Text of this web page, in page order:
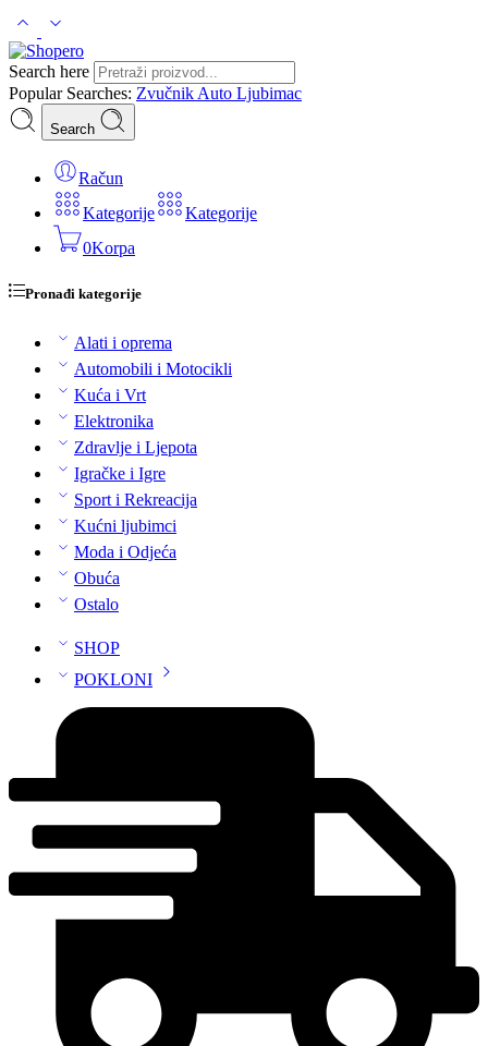
Search here
Popular Searches: Zvučnik Auto Ljubimac
Search
Račun
Kategorije
Kategorije
0Korpa
Pronađi kategorije
Alati i oprema
Automobili i Motocikli
Kuća i Vrt
Elektronika
Zdravlje i Ljepota
Igračke i Igre
Sport i Rekreacija
Kućni ljubimci
Moda i Odjeća
Obuća
Ostalo
SHOP
POKLONI